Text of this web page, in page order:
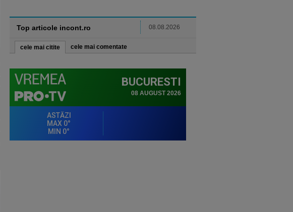
Top articole incont.ro 08.08.2026
cele mai citite cele mai comentate